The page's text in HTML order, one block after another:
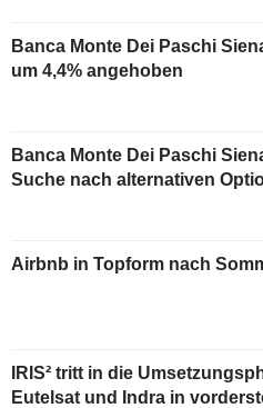
Banca Monte Dei Paschi
um 4,4% angehoben
Banca Monte Dei Paschi
Suche nach alternativen
Airbnb in Topform nach
IRIS² tritt in die
Eutelsat und Indra in